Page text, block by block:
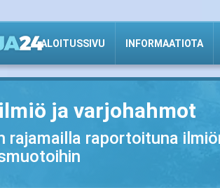
ALOITUSSIVU INFORMAATIOTA
ja varjohahmot
rajamailla raportoituna